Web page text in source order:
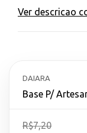
Ver descricao
DAIARA
Base P/
R$7,20